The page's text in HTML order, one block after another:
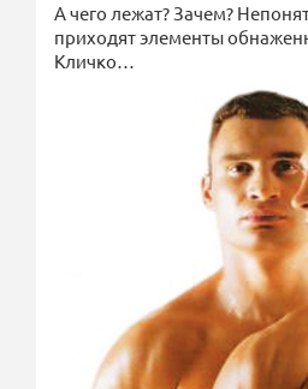
А чего лежат? Зачем?
приходят элементы
Кличко…